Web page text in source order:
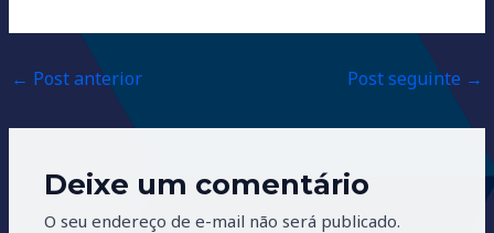
← Post anterior Post seguinte →
Deixe um comentário
O seu endereço de e-mail não será publicado.